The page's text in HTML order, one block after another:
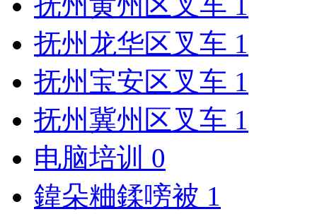
抚州龙华区叉车 1
抚州宝安区叉车 1
抚州冀州区叉车 1
电脑培训 0
鍏朵粬鍒嗙被 1